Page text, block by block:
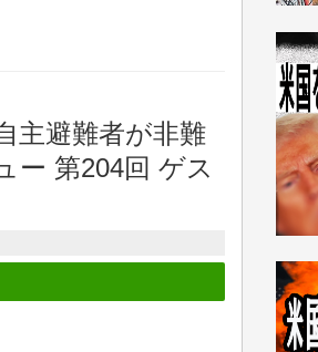
主避難者が非難
ー 第204回 ゲス